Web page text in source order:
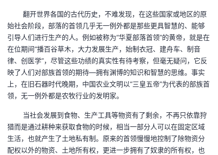
子
直
播
的
活
动
我
的
关
注
我
的
开
者
我
的
Programs
我
支
翻开世界各国的古代历史，不难发现，在这些国家或地区的原
始社会阶段，部落的首领几乎无一例外都是那些更具智慧的、能够
引导人们进行生产的人。例如被称为“华夏部落首领”的黄帝，就是在
在位期间“播百谷草木，大力发展生产，始制衣冠、建舟车、制音
律、创医学”，尽管这些功绩的真实性有待考察，但毫无疑问，它反
映了人们对部族首领的期待—拥有渊博的知识和智慧的思维。事实
上，在旧石器时代晚期，中国农业文明以“三皇五帝”为代表的部族首
领，无一例外都是农牧行业的发明家。
当社会发展到食物、生产工具等物资有了剩余，不再只依靠狩
猎而是通过耕种来获取食物的时候，相当一部分人可以在固定区域
生活，也就产生了土地私有制。原来的首领慢慢地控制了除物资分
配权以外的物资、土地所有权，更进一步拥有了奴隶的所有权，也